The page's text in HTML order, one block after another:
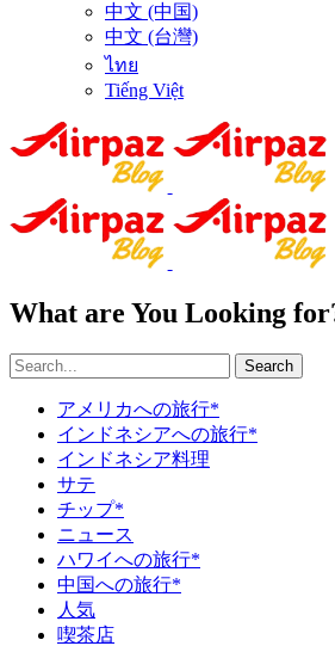
中文 (中国)
中文 (台灣)
ไทย
Tiếng Việt
What are You Looking
Search
アメリカへの旅行*
インドネシアへの旅行*
インドネシア料理
サテ
チップ*
ニュース
ハワイへの旅行*
中国への旅行*
人気
喫茶店